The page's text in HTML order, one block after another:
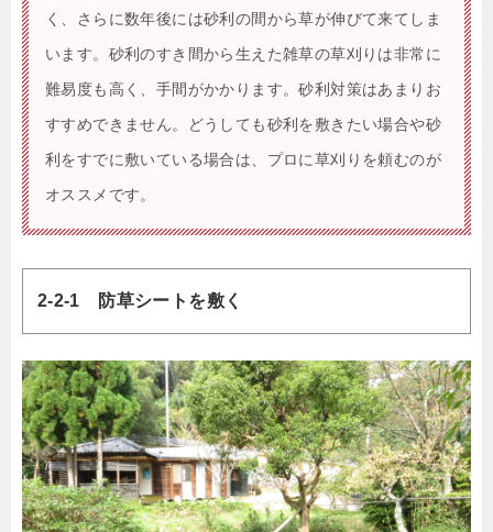
く、さらに数年後には砂利の間から草が伸びて来てしま
います。砂利のすき間から生えた雑草の草刈りは非常に
難易度も高く、手間がかかります。砂利対策はあまりお
すすめできません。どうしても砂利を敷きたい場合や砂
利をすでに敷いている場合は、プロに草刈りを頼むのが
オススメです。
2-2-1 防草シートを敷く